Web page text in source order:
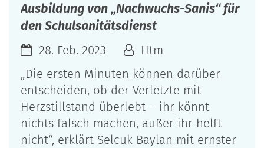
Ausbildung von „Nachwuchs-Sanis“ für
den Schulsanitätsdienst
28. Feb. 2023
Htm
„Die ersten Minuten können darüber
entscheiden, ob der Verletzte mit
Herzstillstand überlebt – ihr könnt
nichts falsch machen, außer ihr helft
nicht“, erklärt Selcuk Baylan mit ernster